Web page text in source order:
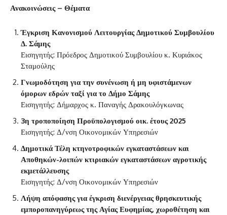
Ανακοινώσεις – Θέματα
Έγκριση Κανονισμού Λειτουργίας Δημοτικού Συμβουλίου
Δ. Σάμης
Εισηγητής: Πρόεδρος Δημοτικού Συμβουλίου κ. Κυριάκος
Σταμούλης
Γνωμοδότηση για την συνένωση ή μη υφιστάμενων
όμορων εδρών ταξί για το Δήμο Σάμης
Εισηγητής: Δήμαρχος κ. Παναγής Δρακουλόγκωνας
3η τροποποίηση Προϋπολογισμού οικ. έτους 2025
Εισηγητής: Δ/νση Οικονομικών Υπηρεσιών
Δημοτικά Τέλη κτηνοτροφικών εγκαταστάσεων και
Αποθηκών-λοιπών κτιριακών εγκαταστάσεων αγροτικής
εκμετάλλευσης
Εισηγητής: Δ/νση Οικονομικών Υπηρεσιών
Λήψη απόφασης για έγκριση διενέργειας θρησκευτικής
εμποροπανηγύρεως της Αγίας Ευφημίας, χωροθέτηση και